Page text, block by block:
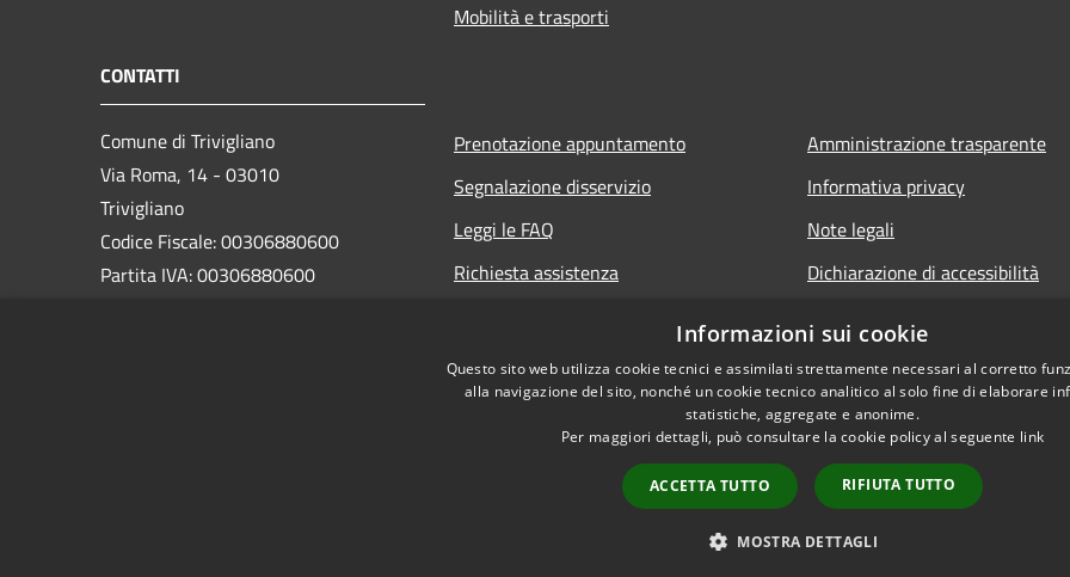
Mobilità e trasporti
CONTATTI
Comune di Trivigliano
Via Roma, 14 - 03010
Trivigliano
Codice Fiscale: 00306880600
Partita IVA: 00306880600
Prenotazione appuntamento
Segnalazione disservizio
Leggi le FAQ
Richiesta assistenza
Amministrazione trasparente
Informativa privacy
Note legali
Dichiarazione di accessibilità
Copyright © 2026 • Comune di
Informazioni sui cookie
Questo sito web utilizza cookie tecnici e assimilati strettamente necessari al corretto
alla navigazione del sito, nonché un cookie tecnico analitico al solo fine di elaborare
statistiche, aggregate e anonime.
Per maggiori dettagli, può consultare la cookie policy al seguente link
ACCETTA TUTTO RIFIUTA TUTTO
MOSTRA DETTAGLI